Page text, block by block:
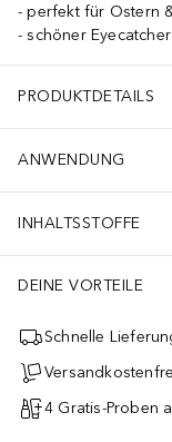
perfekt für Ostern
schöner
PRODUKTDETAILS
ANWENDUNG
INHALTSSTOFFE
DEINE VORTEILE
Schnelle
4 Gratis-Proben